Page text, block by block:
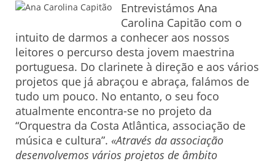
Entrevistámos Ana
Carolina Capitão com o
intuito de darmos a conhecer aos nossos
leitores o percurso desta jovem maestrina
portuguesa. Do clarinete à direção e aos vários
projetos que já abraçou e abraça, falámos de
tudo um pouco. No entanto, o seu foco
atualmente encontra-se no projeto da
“Orquestra da Costa Atlântica, associação de
música e cultura”. «Através da associação
desenvolvemos vários projetos de âmbito